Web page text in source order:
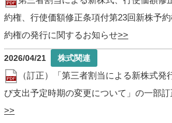
約権、行使価額修正条項付第23回新株予
約権の発行に関するお知らせ
2026/04/21
（訂正）「第三者割当による新株式発
び支出予定時期の変更について」の一部